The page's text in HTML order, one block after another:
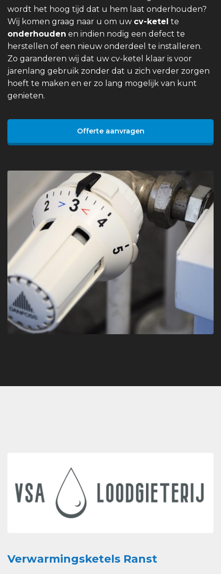
wordt het hoog tijd dat u hem laat onderhouden?
Wij komen graag naar u om uw cv-ketel te
onderhouden en indien nodig een defect te
herstellen of een nieuw onderdeel te installeren.
Zo garanderen wij dat uw cv-ketel klaar is voor
jarenlang gebruik zonder dat u zich verder zorgen
hoeft te maken en er zo lang mogelijk van kunt
genieten.
Offerte aanvragen
Verwarmingsketels Ranst